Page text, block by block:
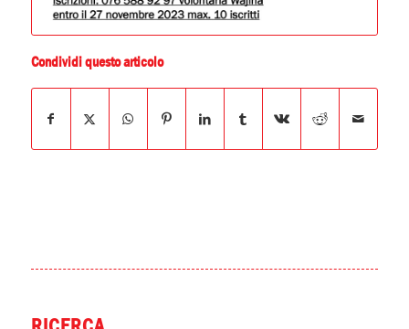
Condividi questo articolo